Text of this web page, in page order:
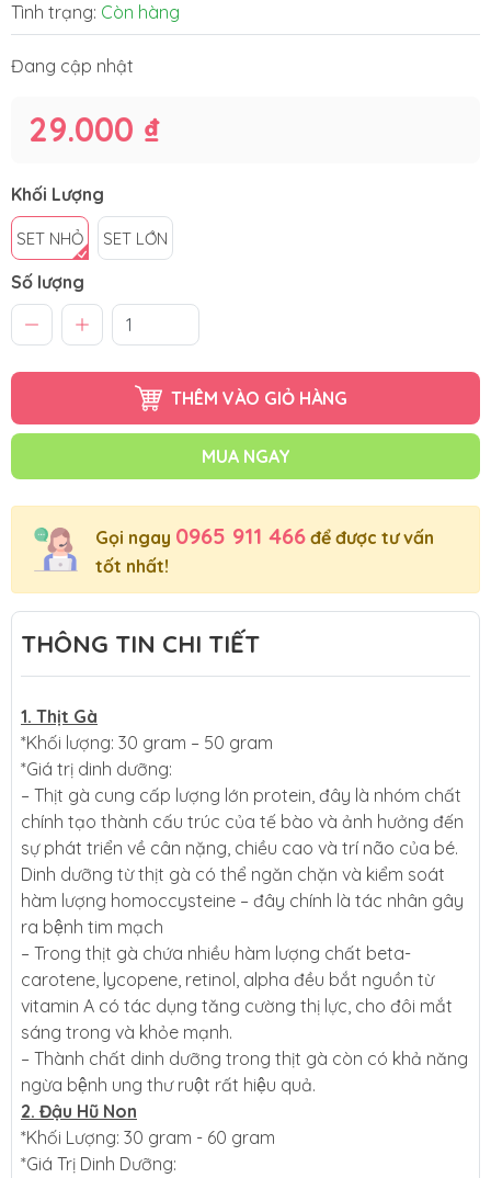
Tình trạng: Còn hàng
Đang cập nhật
29.000 ₫
Khối Lượng
SET NHỎ SET LỚN
Số lượng
THÊM VÀO GIỎ HÀNG
MUA NGAY
Gọi ngay 0965 911 466 để được tư vấn
tốt nhất!
THÔNG TIN CHI TIẾT
1. Thịt Gà
*Khối lượng: 30 gram – 50 gram
*Giá trị dinh dưỡng:
– Thịt gà cung cấp lượng lớn protein, đây là nhóm chất
chính tạo thành cấu trúc của tế bào và ảnh hưởng đến
sự phát triển về cân nặng, chiều cao và trí não của bé.
Dinh dưỡng từ thịt gà có thể ngăn chặn và kiểm soát
hàm lượng homoccysteine – đây chính là tác nhân gây
ra bệnh tim mạch
– Trong thịt gà chứa nhiều hàm lượng chất beta-
carotene, lycopene, retinol, alpha đều bắt nguồn từ
vitamin A có tác dụng tăng cường thị lực, cho đôi mắt
sáng trong và khỏe mạnh.
– Thành chất dinh dưỡng trong thịt gà còn có khả năng
ngừa bệnh ung thư ruột rất hiệu quả.
2. Đậu Hũ Non
*Khối Lượng: 30 gram - 60 gram
*Giá Trị Dinh Dưỡng: